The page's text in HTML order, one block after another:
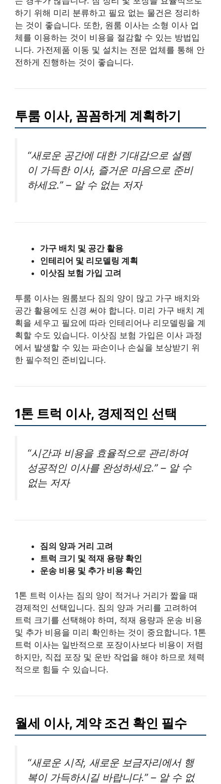
하기 위해 미리 분류하고 필요 없는 물건은 정리하
는 것이 좋습니다. 또한, 원룸 이사는 소형 이사 업
체를 이용하는 것이 비용을 절감할 수 있는 방법입
니다. 가전제품 이동 및 설치는 전문 업체를 통해 안
전하게 진행하는 것이 좋습니다.
투룸 이사, 꼼꼼하게 계획하기
“새로운 공간에 대한 기대감으로 설렘
이 가득한 이사, 즐거운 마음으로 준비
하세요.” – 알 수 없는 저자
가구 배치 및 공간 활용
인테리어 및 리모델링 계획
이삿짐 보험 가입 고려
투룸 이사는 원룸보다 짐의 양이 많고 가구 배치와
공간 활용에도 신경 써야 합니다. 미리 가구 배치 계
획을 세우고 필요에 따라 인테리어나 리모델링을 계
획할 수도 있습니다. 이삿짐 보험 가입은 이사 과정
에서 발생할 수 있는 파손이나 손실을 보상받기 위
한 필수적인 준비입니다.
1톤 트럭 이사, 경제적인 선택
“시간과 비용을 효율적으로 관리하여
성공적인 이사를 완성하세요.” – 알 수
없는 저자
짐의 양과 거리 고려
트럭 크기 및 적재 용량 확인
운송 비용 및 추가 비용 확인
1톤 트럭 이사는 짐의 양이 적거나 거리가 짧을 때
경제적인 선택입니다. 짐의 양과 거리를 고려하여
트럭 크기를 선택해야 하며, 적재 용량과 운송 비용
및 추가 비용을 미리 확인하는 것이 중요합니다. 1톤
트럭 이사는 일반적으로 포장이사보다 비용이 저렴
하지만, 직접 포장 및 운반 작업을 해야 하므로 체력
적으로 힘들 수 있습니다.
월세 이사, 계약 조건 확인 필수
“새로운 시작, 새로운 보금자리에서 행
복이 가득하시길 바랍니다.” – 알 수 없